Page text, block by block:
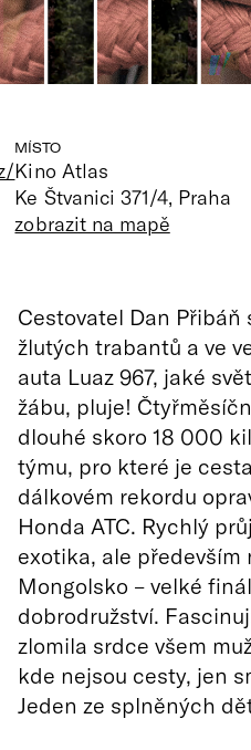
MÍSTO
Kino Atlas
Ke Štvanici 371/4, Praha
zobrazit na mapě
Cestovatel Dan
žlutých trabantů a ve
auta Luaz 967, jaké
žábu, pluje!
dlouhé skoro 18 000
týmu, pro které je
dálkovém rekordu
Honda ATC. Rychlý
exotika, ale především
Mongolsko – velké
dobrodružství.
zlomila srdce všem
kde nejsou cesty, jen
Jeden ze splněných